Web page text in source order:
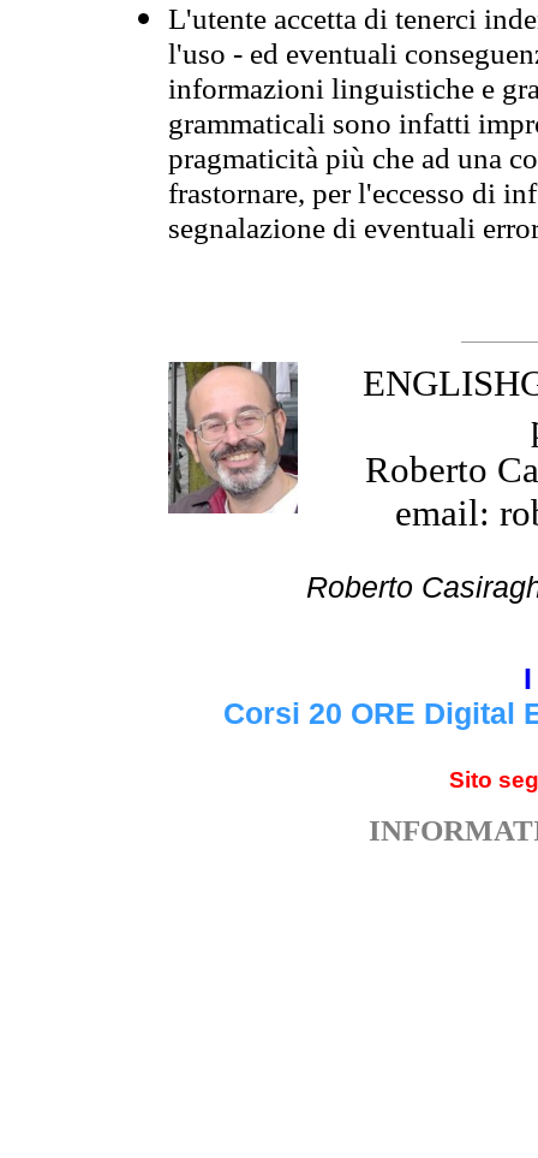
L'utente accetta di tenerci
l'uso - ed eventuali
informazioni linguistiche e
grammaticali sono infatti
pragmaticità più che ad una
frastornare, per l'eccesso di
segnalazione di eventuali
Roberto
email:
Roberto
Corsi 20 ORE Digital
Sito